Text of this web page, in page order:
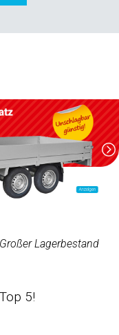
Lagerbestand
5!